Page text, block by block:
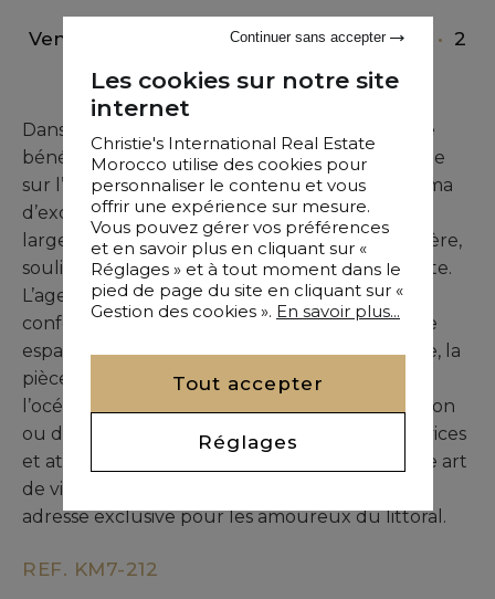
Vente Appartement•Tanger•75 M² • 2
Dans un cadre privilégié, cet appartement rare
bénéficie d’une vue frontale à couper le souffle
sur l’océan, vous immergeant dans un panorama
d’exception où ciel et mer se confondent. Les
larges ouvertures baignent l’intérieur de lumière,
soulignant une atmosphère paisible et élégante.
L’agencement, contemporain et maîtrisé, allie
confort et fonctionnalité en optimisant chaque
espace. Prolongée par une terrasse généreuse, la
pièce de vie se transforme en belvédère sur
l’océan, idéal pour des instants de contemplation
ou de détente. À proximité immédiate des services
et attractions locales, ce bien unique conjugue art
de vivre en bord de mer et qualité de vie. Une
adresse exclusive pour les amoureux du littoral.
REF. KM7-212
Les cookies sur notre site
internet
Christie's International Real Estate
Morocco utilise des cookies pour
personnaliser le contenu et vous
offrir une expérience sur mesure.
Vous pouvez gérer vos préférences
et en savoir plus en cliquant sur «
Réglages » et à tout moment dans le
pied de page du site en cliquant sur «
Gestion des cookies ». En savoir plus...
Tout accepter
Réglages
Continuer sans accepter